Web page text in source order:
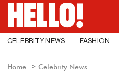
CELEBRITY NEWS FASHION
Home Celebrity News